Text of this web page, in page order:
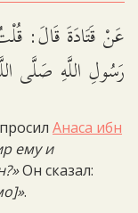
عَنْ قَتَادَةَ قَالَ:
رَسُولِ اللَّهِ صَلَّى
Анаса ибн
ему и
Он сказал:
.